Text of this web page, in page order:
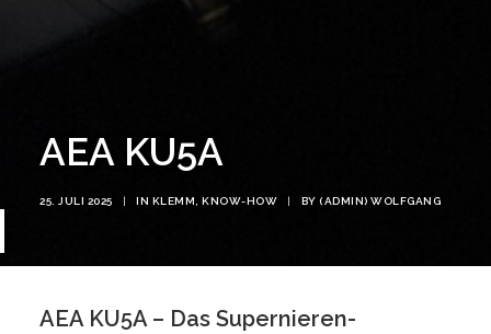
AEA KU5A
25. JULI 2025 | IN KLEMM KNOW-HOW | BY (ADMIN) WOLFGANG
AEA KU5A – Das Supernieren-